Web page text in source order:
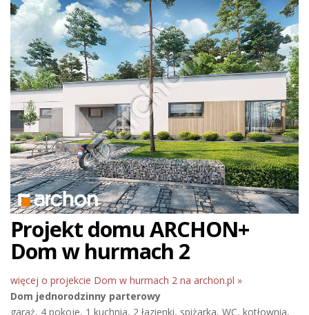
Projekt domu ARCHON+
Dom w hurmach 2
więcej o projekcie Dom w hurmach 2 na archon.pl »
Dom jednorodzinny parterowy
garaż, 4 pokoje, 1 kuchnia, 2 łazienki, spiżarka, WC, kotłownia,